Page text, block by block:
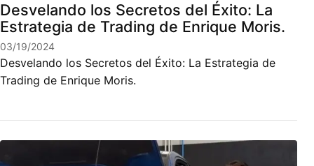
Desvelando los Secretos del Éxito: La
Estrategia de Trading de Enrique Moris.
03/19/2024
Desvelando los Secretos del Éxito: La Estrategia de
Trading de Enrique Moris.